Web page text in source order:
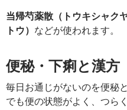
当帰芍薬散（トウキシャク
トウ） などが使われます。
便秘・下痢と漢方
毎日お通じがないのを便秘
でも便の状態がよく、つら